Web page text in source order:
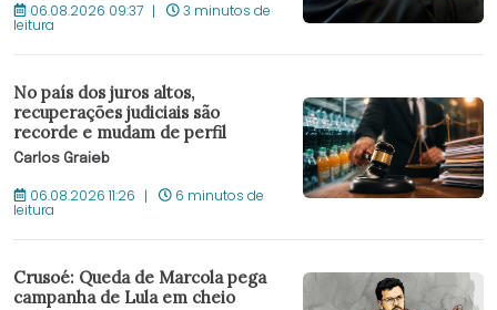
06.08.2026 09:37 3 minutos de
leitura
No país dos juros altos,
recuperações judiciais são
recorde e mudam de perfil
Carlos Graieb
06.08.2026 11:26 6 minutos de
leitura
Crusoé: Queda de Marcola pega
campanha de Lula em cheio